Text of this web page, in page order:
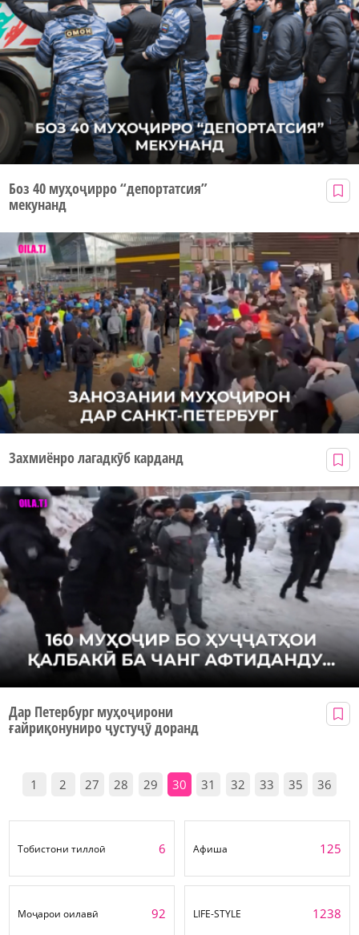
Боз 40 муҳоҷирро “депортатсия”
мекунанд
Захмиёнро лагадкӯб карданд
Дар Петербург муҳоҷирони
ғайриқонуниро ҷустуҷӯ доранд
1 2 27 28 29 30 31 32 33 35 36
Тобистони тиллоӣ 6 Афиша 125
Моҷарои оилавӣ 92 LIFE-STYLE 1238